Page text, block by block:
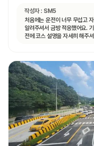
작성자 : SM5
처음에는 운전이 너무 무섭고
알려주셔서 금방 적응했어요.
전에 코스 설명을 자세히 해주